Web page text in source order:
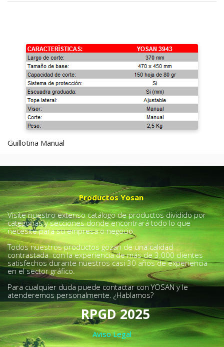
Guillotina Manual
Productos Yosan
Visite nuestro extenso catálogo de productos dividido por
categorías y secciones donde encontrará todo lo que
necesite para su empresa o negocio.
Todos nuestros productos gozan de una calidad
contrastada con la experiencia de más de 3.000 clientes
satisfechos durante nuestros casi 30 años de experiencia
en el sector gráfico.
Para cualquier duda puede contactar con YOSAN y le
atenderemos personalmente. ¿Hablamos?
RPGD 2025
Aviso Legal